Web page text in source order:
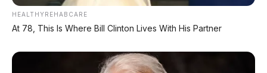
DIJUAL: Mitsubishi Xpander Ultimate 2023
HEALTHYREHABCARE
At 78, This Is Where Bill Clinton Lives With His Partner